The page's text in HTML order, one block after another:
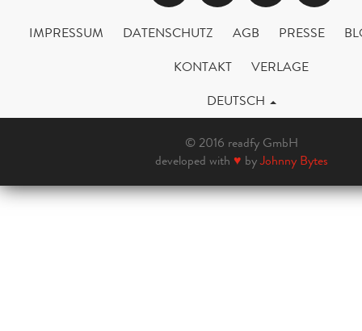
IMPRESSUM DATENSCHUTZ AGB PRESSE
KONTAKT
VERLAGE
DEUTSCH
© 2016 readfy GmbH
developed with ♥ byJohnny Bytes